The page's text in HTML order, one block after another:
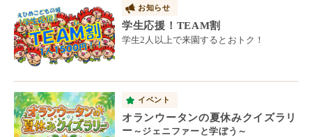
お知らせ
学生応援！TEAM割
学生2人以上で来園するとおトク！
イベント
オランウータンの夏休みクイズラリ
ー ～ジェニファーと学ぼう～